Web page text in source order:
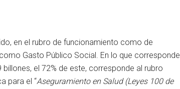
en el rubro de funcionamiento como de
Gasto Público Social. En lo que corresponde
el 72% de este, corresponde al rubro
para el “Aseguramiento en Salud (Leyes 100 de